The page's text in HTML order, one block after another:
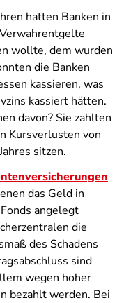
hatten Banken in
wollte, dem wurden
die Banken
kassieren, was
kassiert hätten.
davon? Sie zahlten
Kursverlusten von
sitzen.
das Geld in
angelegt
die
des Schadens
sind
wegen hoher
bezahlt werden. Bei